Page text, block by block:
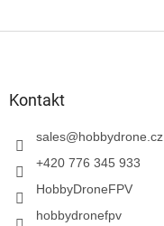
Kontakt
sales@hobbydrone.cz
+420 776 345 933
HobbyDroneFPV
hobbydronefpv